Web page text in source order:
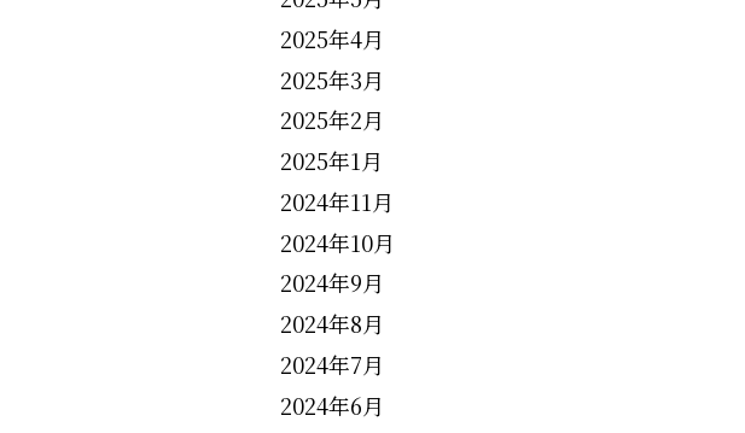
2025年4月
2025年3月
2025年2月
2025年1月
2024年11月
2024年10月
2024年9月
2024年8月
2024年7月
2024年6月